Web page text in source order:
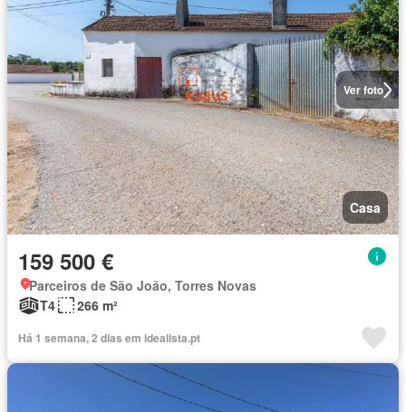
Ver foto
Casa
159 500 €
Parceiros de São João, Torres Novas
T4
266 m²
Há 1 semana, 2 dias em idealista.pt